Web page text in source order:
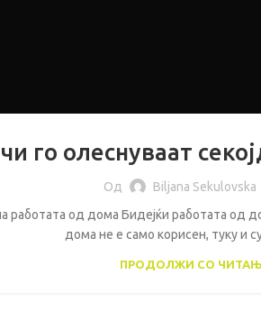
го олеснуваат
Од
Biljana Sekulovska
работата од дома Бидејќи работата од
дома не е само корисен, туку и
ПРОДОЛЖИ СО